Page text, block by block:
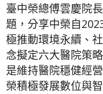
臺中榮總傅雲慶院
題，分享中榮自
極推動環境永續、
念擬定六大醫院策
是維持醫院穩健經
榮積極發展數位與